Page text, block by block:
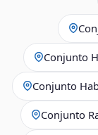
Conjunto
Conjunto
Conjunto